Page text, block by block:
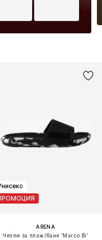
ARENA
Чехли за плаж/баня 'Marco Bi'